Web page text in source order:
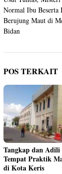
Normal Ibu Beserta
Berujung Maut di
Bidan
POS TERKAIT
Tangkap dan Adili
Tempat Praktik
di Kota Keris